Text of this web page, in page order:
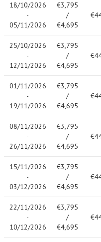
18/10/2026
-
05/11/2026
€3,795
/
€4,695
25/10/2026
-
12/11/2026
€3,795
/
€4,695
01/11/2026
-
19/11/2026
€3,795
/
€4,695
08/11/2026
-
26/11/2026
€3,795
/
€4,695
15/11/2026
-
03/12/2026
€3,795
/
€4,695
22/11/2026
-
10/12/2026
€3,795
/
€4,695